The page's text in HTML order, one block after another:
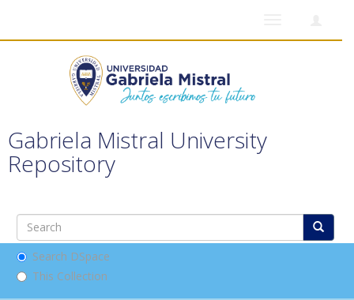
Gabriela Mistral University
Repository
Search DSpace
This Collection